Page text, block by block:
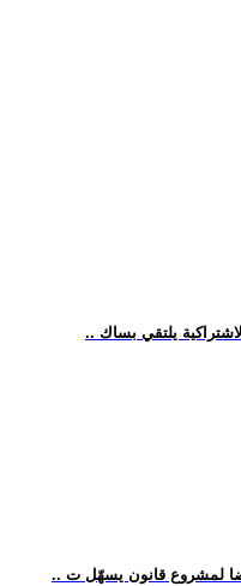
يلتقي بساك
لمشروع قانون يسهّل ت